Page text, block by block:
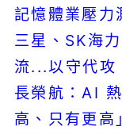
記憶體業壓力
三星、SK海
流...以守代攻
長榮航：AI
高、只有更高